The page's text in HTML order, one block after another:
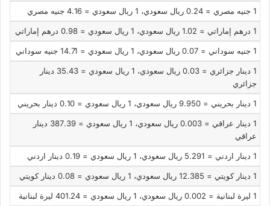
1 جنيه مصري = 0.24 ريال سعودي، 1 ريال سعودي = 4.16 جنيه مصري
1 درهم إماراتي = 1.02 ريال سعودي، 1 ريال سعودي = 0.98 درهم إماراتي
1 جنيه سوداني = 0.07 ريال سعودي، 1 ريال سعودي = 14.71 جنيه سوداني
1 دينار جزائري = 0.03 ريال سعودي،
1 ريال سعودي = 35.43 دينار
جزائري
1 دينار بحريني = 9.950 ريال سعودي، 1 ريال سعودي = 0.10 دينار بحريني
1 دينار عراقي = 0.003 ريال سعودي،
1 ريال سعودي = 387.39 دينار
عراقي
1 دينار اردني = 5.291 ريال سعودي، 1 ريال سعودي = 0.19 دينار اردني
1 دينار كويتي = 12.385 ريال سعودي، 1 ريال سعودي = 0.08 دينار كويتي
1 ليرة لبنانية = 0.002 ريال سعودي، 1 ريال سعودي = 401.24 ليرة لبنانية